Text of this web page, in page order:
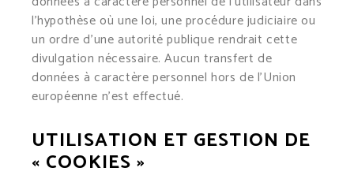
l’hypothèse où une loi, une procédure judiciaire ou
un ordre d’une autorité publique rendrait cette
divulgation nécessaire. Aucun transfert de
données à caractère personnel hors de l’Union
européenne n’est effectué.
UTILISATION ET GESTION DE
« COOKIES »